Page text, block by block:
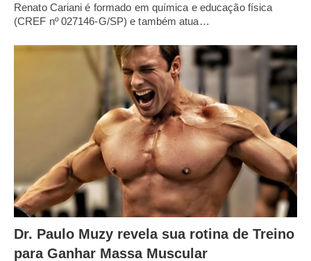
Renato Cariani é formado em química e educação física
(CREF nº 027146-G/SP) e também atua…
Dr. Paulo Muzy revela sua rotina de Treino
para Ganhar Massa Muscular